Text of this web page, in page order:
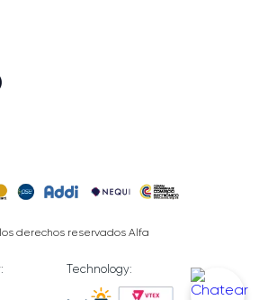
derechos reservados Alfa
Technology: